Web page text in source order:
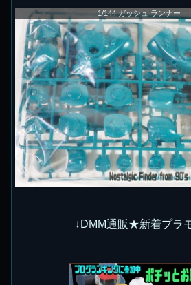
1/144 ガッシュ ランナー
↓DMM通販★新着プラ